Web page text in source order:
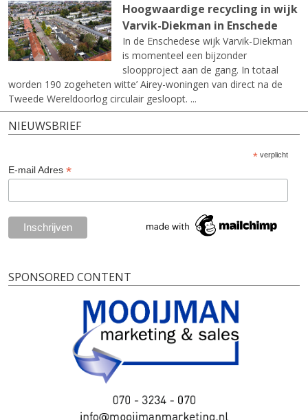
Hoogwaardige recycling in wijk
Varvik-Diekman in Enschede
In de Enschedese wijk Varvik-Diekman
is momenteel een bijzonder
sloopproject aan de gang. In totaal
worden 190 zogeheten witte’ Airey-woningen van direct na de
Tweede Wereldoorlog circulair gesloopt. ...
NIEUWSBRIEF
* verplicht
E-mail Adres *
SPONSORED CONTENT